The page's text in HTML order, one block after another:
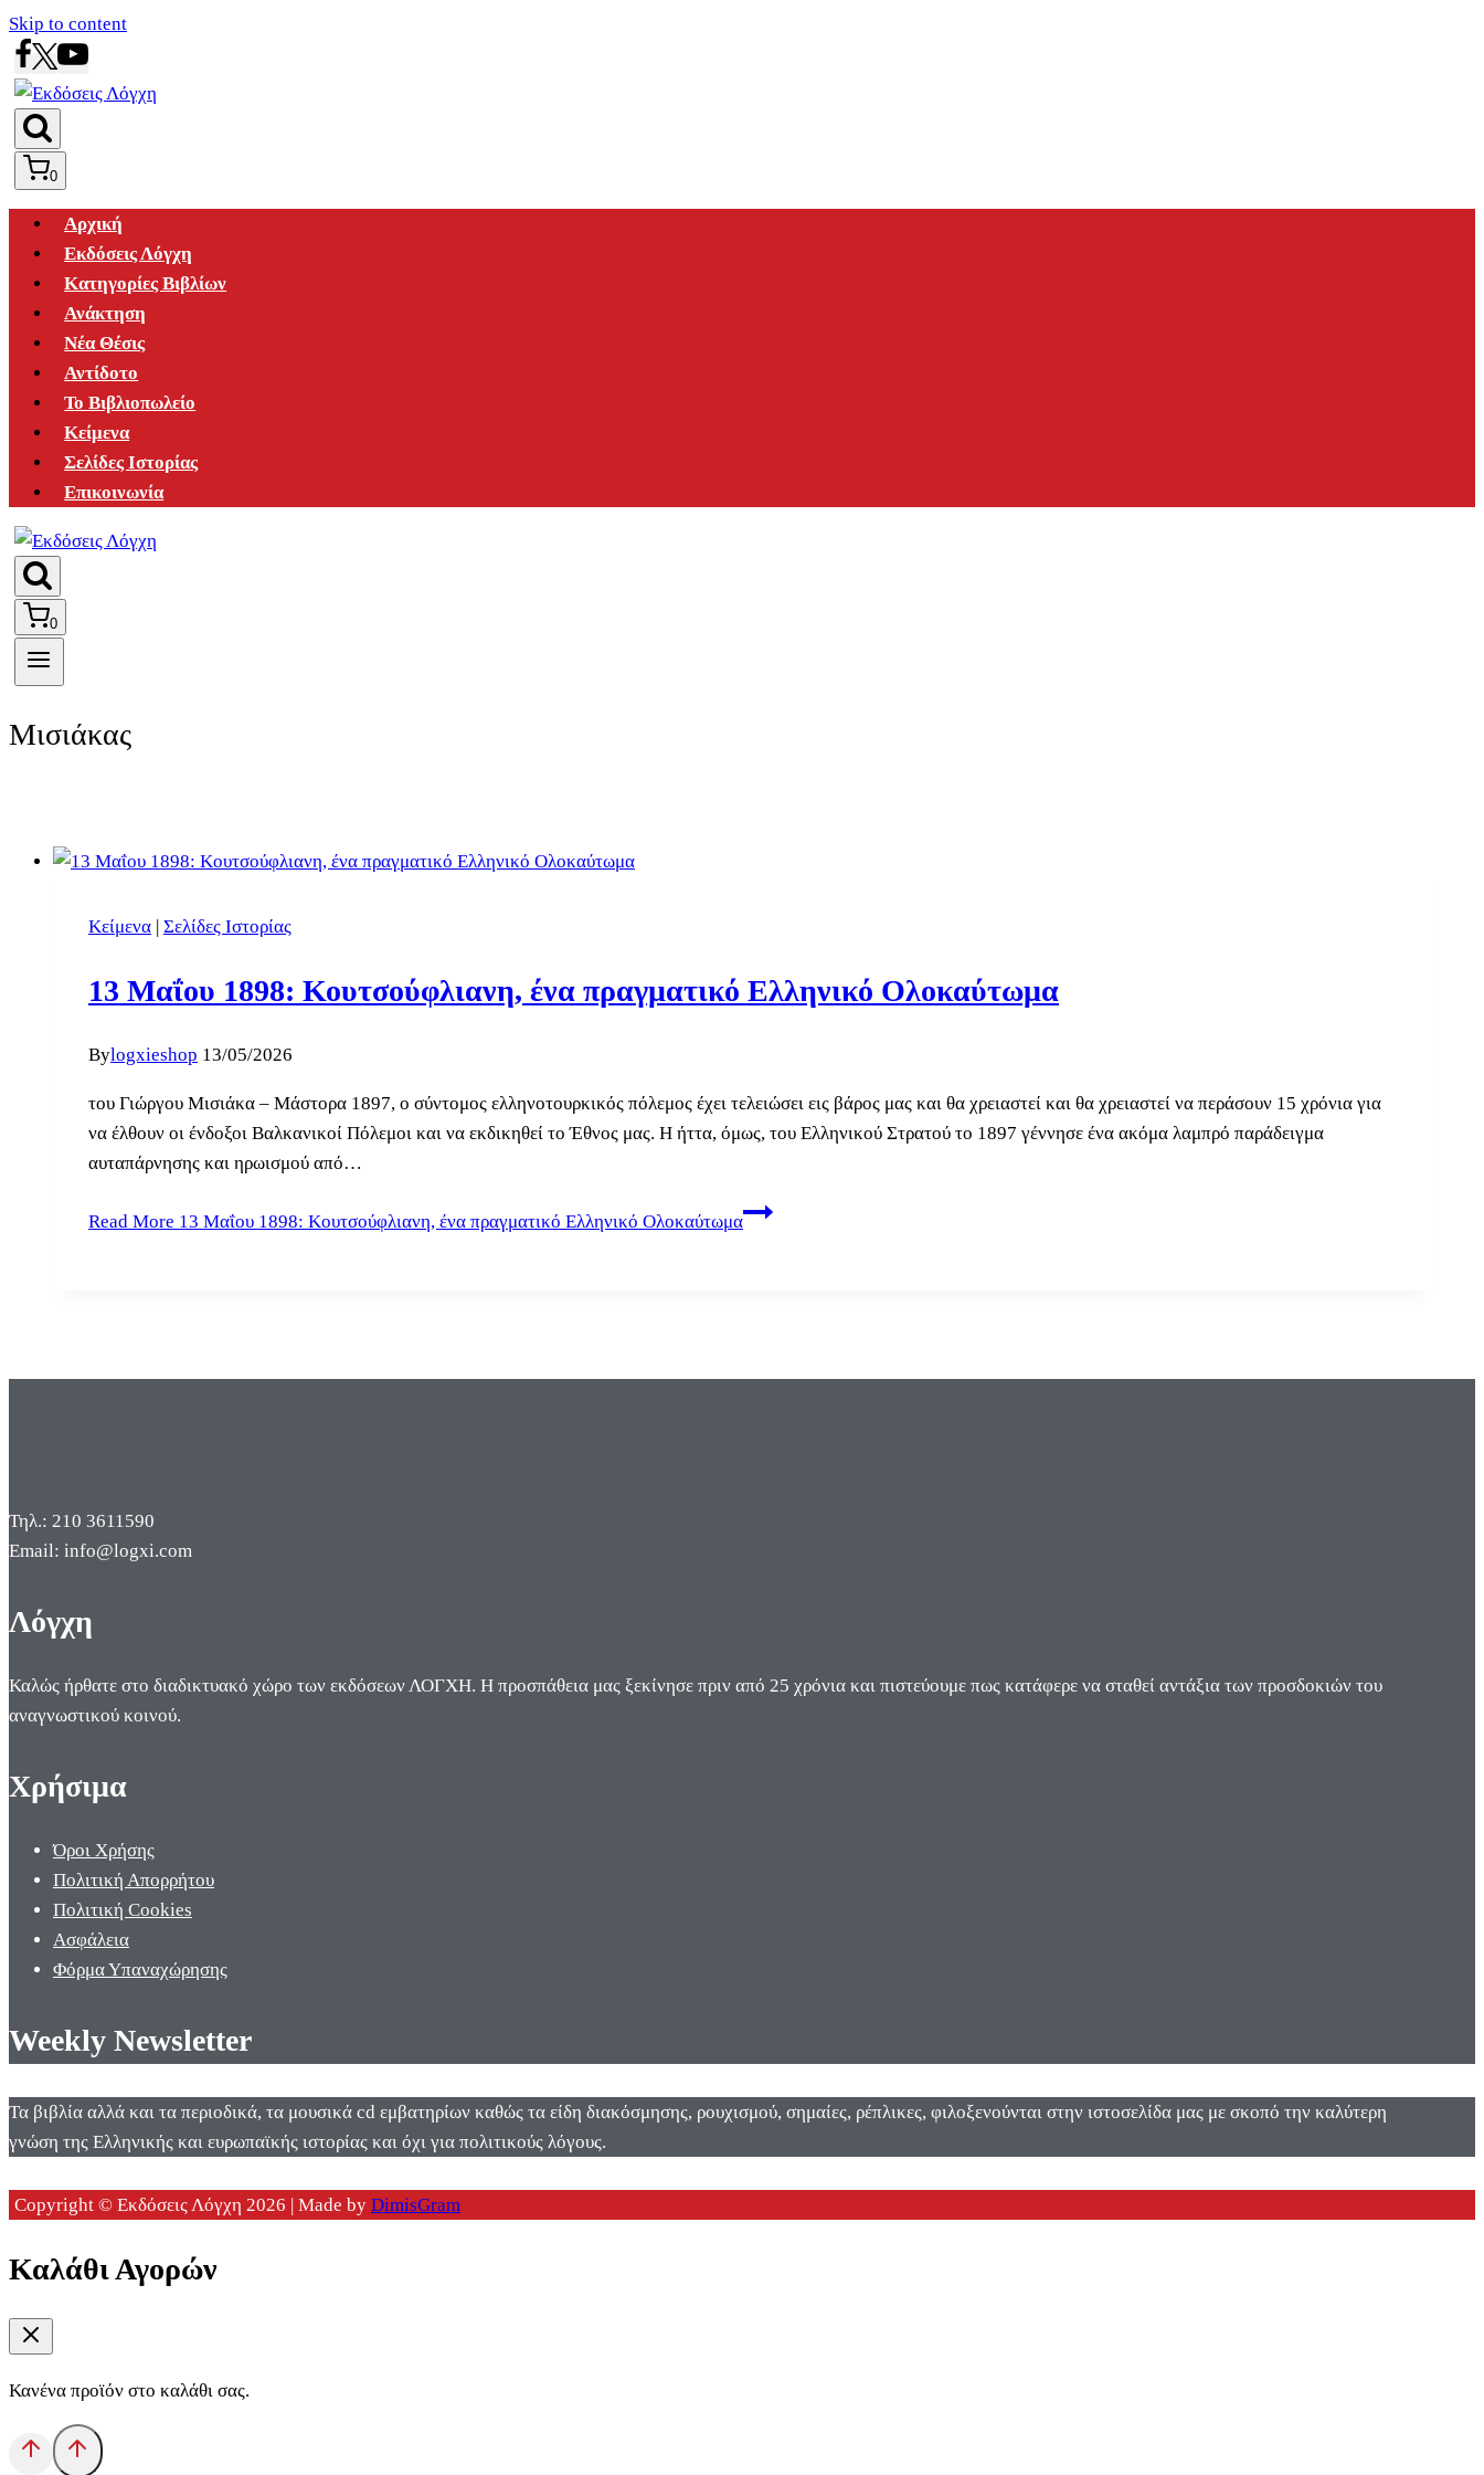
Skip to content
0
Αρχική
Εκδόσεις Λόγχη
Κατηγορίες Βιβλίων
Ανάκτηση
Νέα Θέσις
Αντίδοτο
Το Βιβλιοπωλείο
Κείμενα
Σελίδες Ιστορίας
Επικοινωνία
0
Μισιάκας
Κείμενα Σελίδες Ιστορίας
13 Μαΐου 1898: Κουτσούφλιανη, ένα πραγματικό Ελληνικό Ολοκαύτωμα
Bylogxieshop 13/05/2026
του Γιώργου Μισιάκα – Μάστορα 1897, ο σύντομος ελληνοτουρκικός πόλεμος έχει τελειώσει εις βάρος μας και θα χρειαστεί και θα χρειαστεί να περάσουν 15 χρόνια για
να έλθουν οι ένδοξοι Βαλκανικοί Πόλεμοι και να εκδικηθεί το Έθνος μας. Η ήττα, όμως, του Ελληνικού Στρατού το 1897 γέννησε ένα ακόμα λαμπρό παράδειγμα
αυταπάρνησης και ηρωισμού από…
Read More 13 Μαΐου 1898: Κουτσούφλιανη, ένα πραγματικό Ελληνικό Ολοκαύτωμα
Τηλ.: 210 3611590
Email: info@logxi.com
Λόγχη
Καλώς ήρθατε στο διαδικτυακό χώρο των εκδόσεων ΛΟΓΧΗ. Η προσπάθεια μας ξεκίνησε πριν από 25 χρόνια και πιστεύουμε πως κατάφερε να σταθεί αντάξια των προσδοκιών του
αναγνωστικού κοινού.
Χρήσιμα
Όροι Χρήσης
Πολιτική Απορρήτου
Πολιτική Cookies
Ασφάλεια
Φόρμα Υπαναχώρησης
Weekly Newsletter
Τα βιβλία αλλά και τα περιοδικά, τα μουσικά cd εμβατηρίων καθώς τα είδη διακόσμησης, ρουχισμού, σημαίες, ρέπλικες, φιλοξενούνται στην ιστοσελίδα μας με σκοπό την καλύτερη
γνώση της Ελληνικής και ευρωπαϊκής ιστορίας και όχι για πολιτικούς λόγους.
Copyright © Εκδόσεις Λόγχη 2026 | Made by DimisGram
Καλάθι Αγορών
Κανένα προϊόν στο καλάθι σας.